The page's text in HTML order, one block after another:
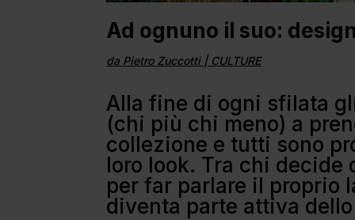
Ad ognuno il suo:
da Pietro Zuccotti| CULTURE
Alla fine di ogni sfilata
(chi più chi meno) a
collezione e tutti sono
loro look. Tra chi decide
per far parlare il proprio
diventa parte attiva